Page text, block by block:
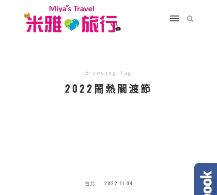
Browsing Tag
2022鬧熱關渡節
台北 2022-11-04